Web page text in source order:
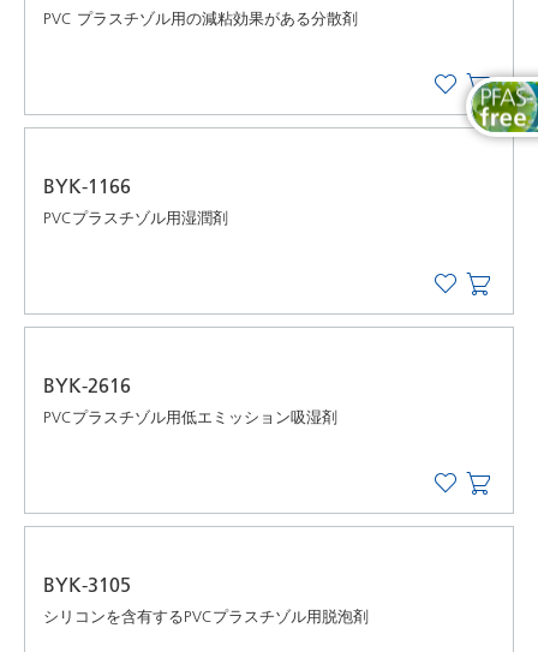
PVC プラスチゾル用の減粘効果がある分散剤
BYK-1166
PVCプラスチゾル用湿潤剤
BYK-2616
PVCプラスチゾル用低エミッション吸湿剤
BYK-3105
シリコンを含有するPVCプラスチゾル用脱泡剤